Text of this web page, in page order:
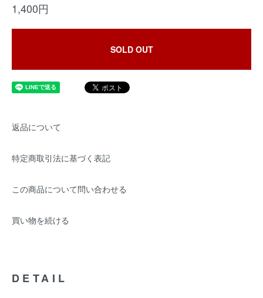
1,400円
SOLD OUT
返品について
特定商取引法に基づく表記
この商品について問い合わせる
買い物を続ける
DETAIL